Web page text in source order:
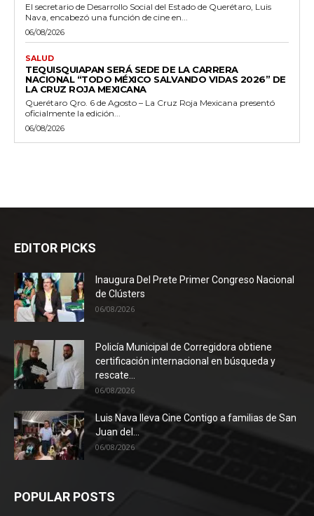
El secretario de Desarrollo Social del Estado de Querétaro, Luis
Nava, encabezó una función de cine en...
06/08/2026
SALUD
TEQUISQUIAPAN SERÁ SEDE DE LA CARRERA
NACIONAL “TODO MÉXICO SALVANDO VIDAS 2026” DE
LA CRUZ ROJA MEXICANA
Querétaro Qro. 6 de Agosto – La Cruz Roja Mexicana presentó
oficialmente la edición...
06/08/2026
EDITOR PICKS
Inaugura Del Prete Primer Congreso Nacional
de Clústers
06/08/2026
Policía Municipal de Corregidora obtiene
certificación internacional en búsqueda y
rescate...
06/08/2026
Luis Nava lleva Cine Contigo a familias de San
Juan del...
06/08/2026
POPULAR POSTS